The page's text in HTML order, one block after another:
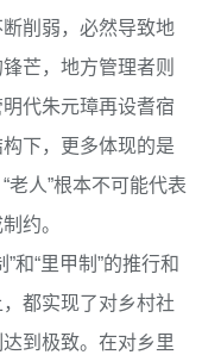
削弱，必然导致地
芒，地方管理者则
代朱元璋再设耆宿
下，更多体现的是
老人”根本不可能代表
约。
和“里甲制”的推行和
都实现了对乡村社
到极致。在对乡里